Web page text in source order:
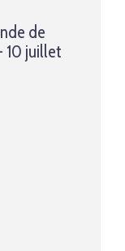
de
10 juillet